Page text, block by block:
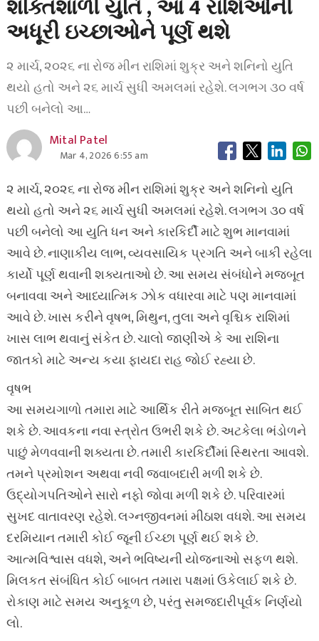
શક્તિશાળી યુતિ , આ 4 રાશિઓની
અધૂરી ઇચ્છાઓને પૂર્ણ થશે
૨ માર્ચ, ૨૦૨૬ ના રોજ મીન રાશિમાં શુક્ર અને શનિનો યુતિ
થયો હતો અને ૨૬ માર્ચ સુધી અમલમાં રહેશે. લગભગ ૩૦ વર્ષ
પછી બનેલો આ…
Mital Patel
Mar 4, 2026 6:55 am
૨ માર્ચ, ૨૦૨૬ ના રોજ મીન રાશિમાં શુક્ર અને શનિનો યુતિ
થયો હતો અને ૨૬ માર્ચ સુધી અમલમાં રહેશે. લગભગ ૩૦ વર્ષ
પછી બનેલો આ યુતિ ધન અને કારકિર્દી માટે શુભ માનવામાં
આવે છે. નાણાકીય લાભ, વ્યવસાયિક પ્રગતિ અને બાકી રહેલા
કાર્યો પૂર્ણ થવાની શક્યતાઓ છે. આ સમય સંબંધોને મજબૂત
બનાવવા અને આધ્યાત્મિક ઝોક વધારવા માટે પણ માનવામાં
આવે છે. ખાસ કરીને વૃષભ, મિથુન, તુલા અને વૃશ્ચિક રાશિમાં
ખાસ લાભ થવાનું સંકેત છે. ચાલો જાણીએ કે આ રાશિના
જાતકો માટે અન્ય કયા ફાયદા રાહ જોઈ રહ્યા છે.
વૃષભ
આ સમયગાળો તમારા માટે આર્થિક રીતે મજબૂત સાબિત થઈ
શકે છે. આવકના નવા સ્ત્રોત ઉભરી શકે છે. અટકેલા ભંડોળને
પાછું મેળવવાની શક્યતા છે. તમારી કારકિર્દીમાં સ્થિરતા આવશે.
તમને પ્રમોશન અથવા નવી જવાબદારી મળી શકે છે.
ઉદ્યોગપતિઓને સારો નફો જોવા મળી શકે છે. પરિવારમાં
સુખદ વાતાવરણ રહેશે. લગ્નજીવનમાં મીઠાશ વધશે. આ સમય
દરમિયાન તમારી કોઈ જૂની ઈચ્છા પૂર્ણ થઈ શકે છે.
આત્મવિશ્વાસ વધશે, અને ભવિષ્યની યોજનાઓ સફળ થશે.
મિલકત સંબંધિત કોઈ બાબત તમારા પક્ષમાં ઉકેલાઈ શકે છે.
રોકાણ માટે સમય અનુકૂળ છે, પરંતુ સમજદારીપૂર્વક નિર્ણયો
લો.